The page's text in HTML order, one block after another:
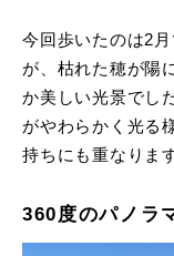
今回歩いたのは2
が、枯れた穂が陽
か美しい光景でし
がやわらかく光る
持ちにも重なりま
360度のパノラ